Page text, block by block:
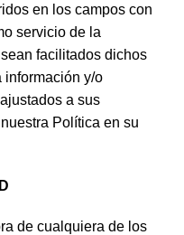
en los campos con
servicio de la
facilitados dichos
información y/o
a sus
Política en su
de cualquiera de los